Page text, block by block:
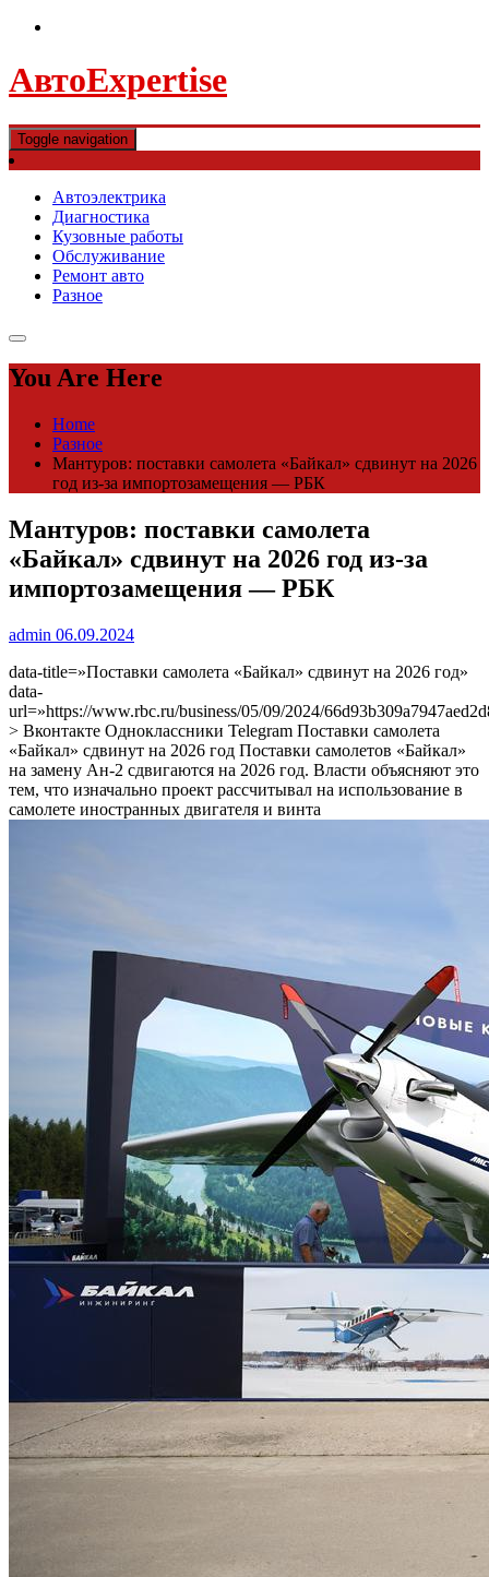
АвтоExpertise
Toggle navigation
Автоэлектрика
Диагностика
Кузовные работы
Обслуживание
Ремонт авто
Разное
You Are Here
Home
Разное
Мантуров: поставки самолета «Байкал» сдвинут на 2026
год из-за импортозамещения — РБК
Мантуров: поставки самолета
«Байкал» сдвинут на 2026 год из-за
импортозамещения — РБК
admin 06.09.2024
data-title=»Поставки самолета «Байкал» сдвинут на 2026 год»
data-
url=»https://www.rbc.ru/business/05/09/2024/
> Вконтакте Одноклассники Telegram Поставки самолета
«Байкал» сдвинут на 2026 год Поставки самолетов «Байкал»
на замену Ан-2 сдвигаются на 2026 год. Власти объясняют это
тем, что изначально проект рассчитывал на использование в
самолете иностранных двигателя и винта